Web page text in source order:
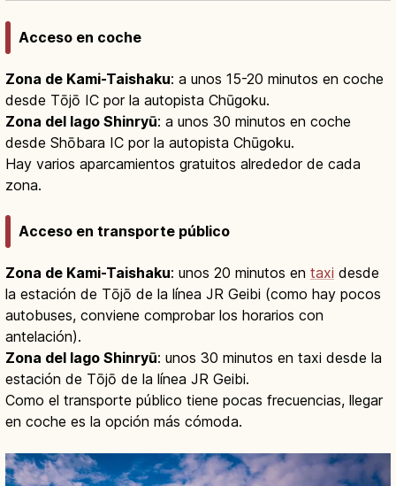
Acceso en coche
Zona de Kami-Taishaku: a unos 15-20 minutos en coche
desde Tōjō IC por la autopista Chūgoku.
Zona del lago Shinryū: a unos 30 minutos en coche
desde Shōbara IC por la autopista Chūgoku.
Hay varios aparcamientos gratuitos alrededor de cada
zona.
Acceso en transporte público
Zona de Kami-Taishaku: unos 20 minutos en taxi desde
la estación de Tōjō de la línea JR Geibi (como hay pocos
autobuses, conviene comprobar los horarios con
antelación).
Zona del lago Shinryū: unos 30 minutos en taxi desde la
estación de Tōjō de la línea JR Geibi.
Como el transporte público tiene pocas frecuencias, llegar
en coche es la opción más cómoda.